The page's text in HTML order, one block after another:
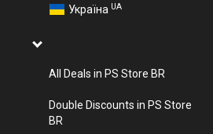
Україна UA
All Deals in PS Store BR
Double Discounts in PS Store
BR